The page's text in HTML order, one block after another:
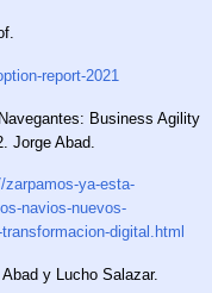
report-2021
Business Agility
Jorge Abad.
zarpamos-ya-esta-
navios-nuevos-
digital.html
y Lucho Salazar.